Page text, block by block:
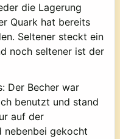
die Lagerung
Quark hat bereits
Seltener steckt ein
noch seltener ist der
Der Becher war
benutzt und stand
auf der
nebenbei gekocht